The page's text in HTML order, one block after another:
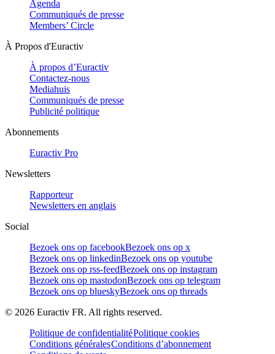
Agenda
Communiqués de presse
Members’ Circle
À Propos d'Euractiv
À propos d’Euractiv
Contactez-nous
Mediahuis
Communiqués de presse
Publicité politique
Abonnements
Euractiv Pro
Newsletters
Rapporteur
Newsletters en anglais
Social
Bezoek ons op facebookBezoek ons op x
Bezoek ons op linkedinBezoek ons op youtube
Bezoek ons op rss-feedBezoek ons op instagram
Bezoek ons op mastodonBezoek ons op telegram
Bezoek ons op blueskyBezoek ons op threads
© 2026 Euractiv FR. All rights reserved.
Politique de confidentialitéPolitique cookies
Conditions généralesConditions d’abonnement